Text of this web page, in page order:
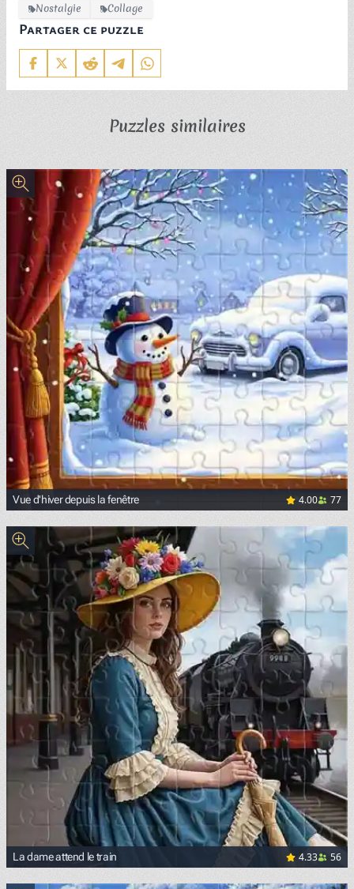
Nostalgie Collage
Partager ce puzzle
Puzzles similaires
Vue d'hiver depuis la fenêtre 4.00 77
La dame attend le train 4.33 56